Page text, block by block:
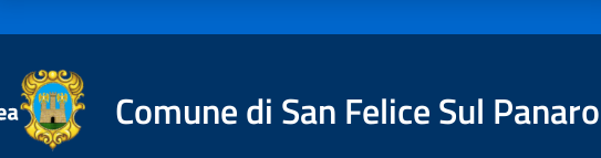
Comune di San Felice Sul Panaro